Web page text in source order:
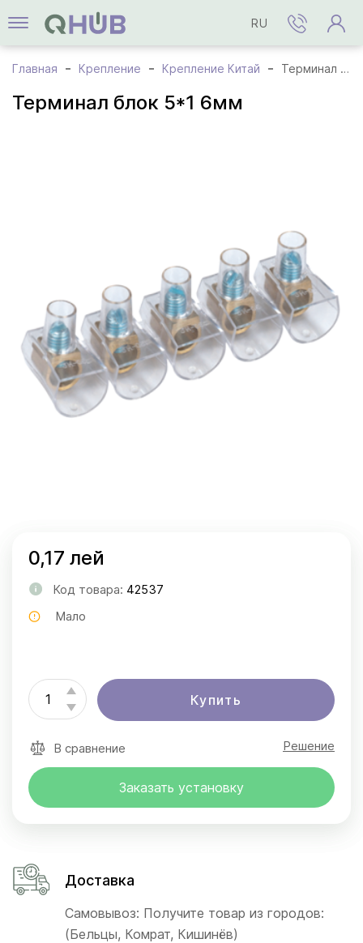
RU
Главная Крепление Крепление Китай Терминал блок 5*1 6мм
Терминал блок 5*1 6мм
0,17 лей
Код товара: 42537
Мало
Купить
В сравнение Решение
Заказать установку
Доставка
Самовывоз: Получите товар из городов:
(Бельцы, Комрат, Кишинёв)